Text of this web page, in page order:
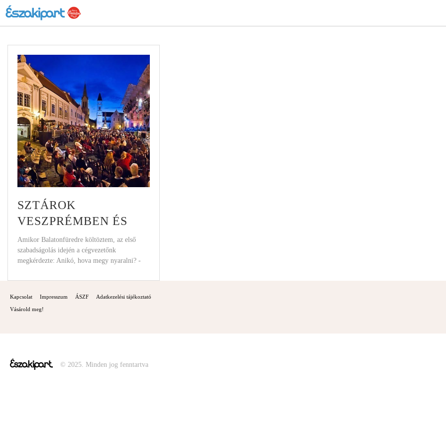
SZTÁROK
VESZPRÉMBEN ÉS
FÜREDEN
Amikor Balatonfüredre költöztem, az első
szabadságolás idején a cégvezetőnk
megkérdezte: Anikó, hova megy nyaralni? -
Kapcsolat Impresszum ÁSZF Adatkezelési tájékoztató
Vásárold meg!
© 2025. Minden jog fenntartva